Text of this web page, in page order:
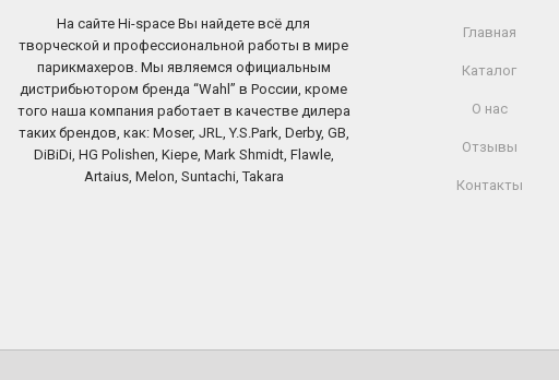
На сайте Hi-space Вы найдете всё для
творческой и профессиональной работы в мире
парикмахеров. Мы являемся официальным
дистрибьютором бренда “Wahl” в России, кроме
того наша компания работает в качестве дилера
таких брендов, как: Moser, JRL, Y.S.Park, Derby, GB,
DiBiDi, HG Polishen, Kiepe, Mark Shmidt, Flawle,
Artaius, Melon, Suntachi, Takara
Главная
Каталог
О нас
Отзывы
Контакты